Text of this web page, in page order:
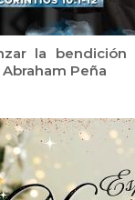
la
Peña